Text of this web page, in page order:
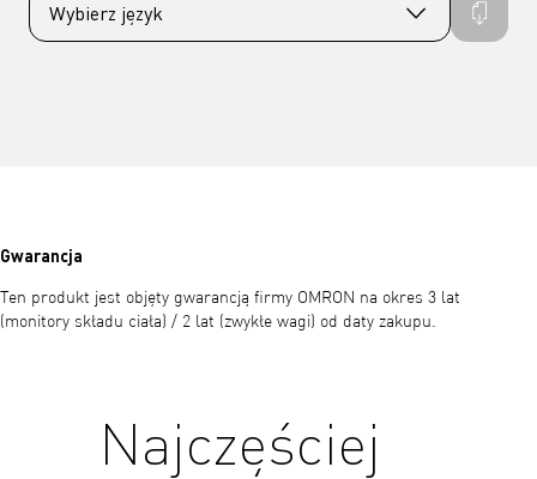
Gwarancja
Ten produkt jest objęty gwarancją firmy OMRON na okres 3 lat
(monitory składu ciała) / 2 lat (zwykłe wagi) od daty zakupu.
Najczęściej